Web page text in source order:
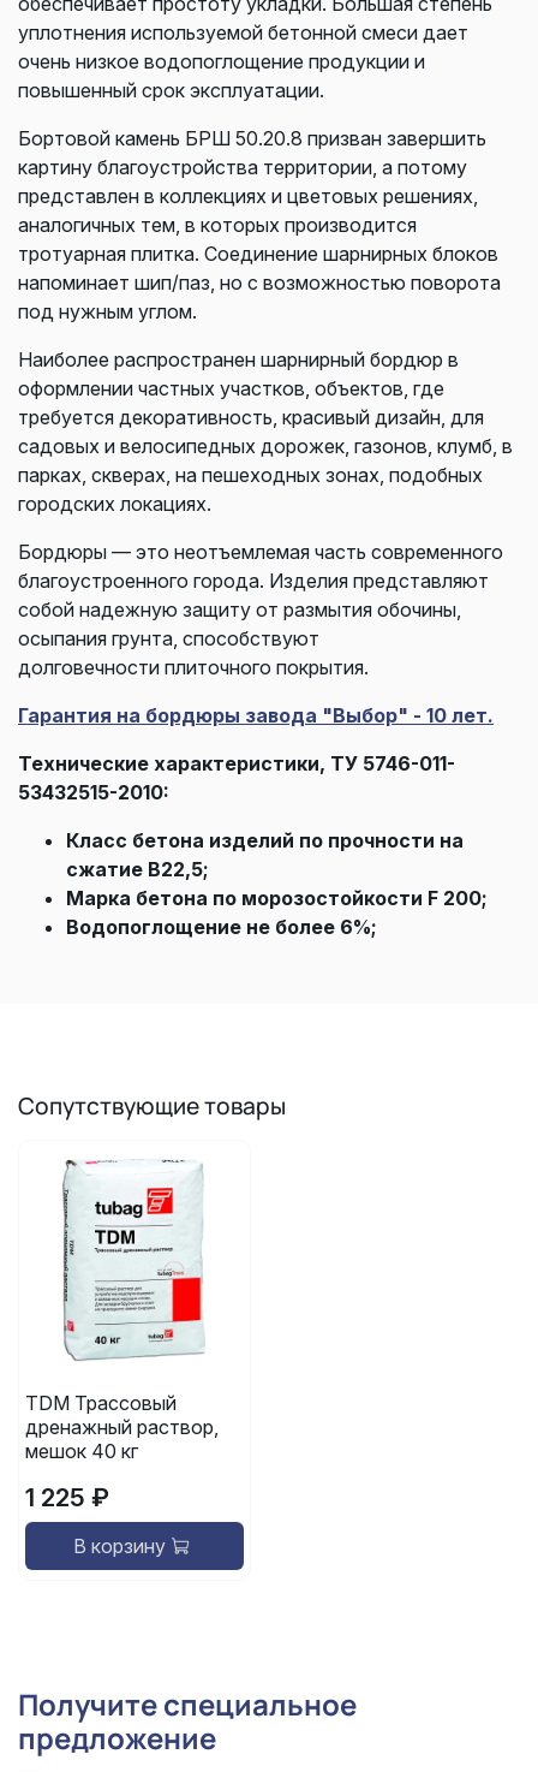
уплотнения используемой бетонной смеси дает
очень низкое водопоглощение продукции и
повышенный срок эксплуатации.
Бортовой камень БРШ 50.20.8 призван завершить
картину благоустройства территории, а потому
представлен в коллекциях и цветовых решениях,
аналогичных тем, в которых производится
тротуарная плитка. Соединение шарнирных блоков
напоминает шип/паз, но с возможностью поворота
под нужным углом.
Наиболее распространен шарнирный бордюр в
оформлении частных участков, объектов, где
требуется декоративность, красивый дизайн, для
садовых и велосипедных дорожек, газонов, клумб, в
парках, скверах, на пешеходных зонах, подобных
городских локациях.
Бордюры — это неотъемлемая часть современного
благоустроенного города. Изделия представляют
собой надежную защиту от размытия обочины,
осыпания грунта, способствуют
долговечности плиточного покрытия.
Гарантия на бордюры завода "Выбор" - 10 лет.
Технические характеристики, ТУ 5746-011-
53432515-2010:
Класс бетона изделий по прочности на
сжатие В22,5;
Марка бетона по морозостойкости F 200;
Водопоглощение не более 6%;
Сопутствующие товары
TDM Трассовый
дренажный раствор,
мешок 40 кг
1 225 ₽
В корзину
Получите специальное
предложение